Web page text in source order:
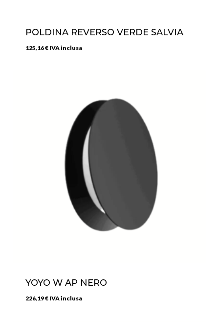
POLDINA REVERSO VERDE SALVIA
125,16€ IVA inclusa
YOYO W AP NERO
226,19€ IVA inclusa